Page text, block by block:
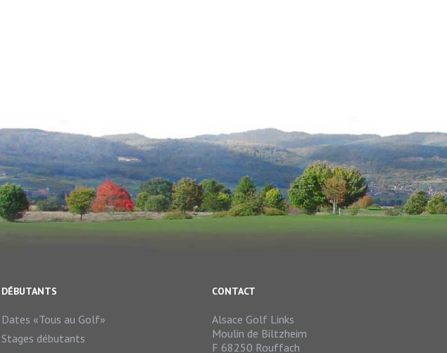
DÉBUTANTS
Dates «Tous au Golf»
Stages débutants
CONTACT
Alsace Golf Links
Moulin de Biltzheim
F 68250 Rouffach